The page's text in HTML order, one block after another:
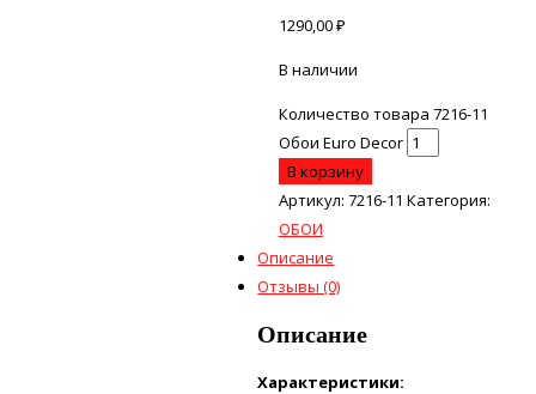
1290,00₽
В наличии
Количество товара 7216-11
Обои Euro Decor
В корзину
Артикул: 7216-11 Категория:
ОБОИ
Описание
Отзывы (0)
Описание
Характеристики: